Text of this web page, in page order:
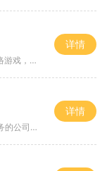
45woool找传世是一款非常受欢迎的网络游戏，以传世为背景，提供了丰富多样的游戏内容和刺激的玩法。在这个虚拟世界里，玩家可以扮演各种角色，体验到冒险和战斗带来的乐趣。让我
详情
zhaosf官网是一家专注于游戏开发和服务的公司，其官网提供了丰富的游戏资源和具体玩法介绍。下面将为大家详细介绍zhaosf官网所提供的游戏玩法。zhaosf官网汇集了各种类型的游戏，从
详情